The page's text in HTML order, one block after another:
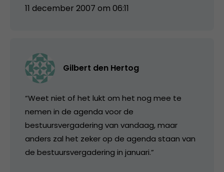
11 december 2007 om 06:11
Gilbert den Hertog
“Weet niet of het lukt om het nog mee te
nemen in de agenda voor de
bestuursvergadering van vandaag, maar
anders zal het zeker op de agenda staan van
de bestuursvergadering in januari.”